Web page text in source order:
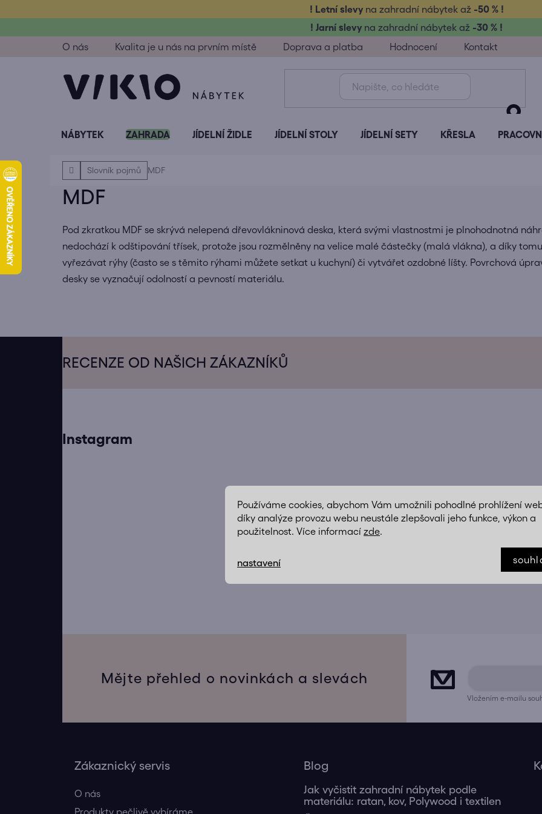
Používáme cookies, abychom Vám umožnili pohodlné prohlížení
díky analýze provozu webu neustále zlepšovali jeho funkce, výkon a
použitelnost. Více informací zde
nastavení
na
! Letní slevy na zahradní nábytek až-50 % !
! Jarní slevy na zahradní nábytek až -30 % !
O nás
Kvalita je u nás na prvním místě Doprava a platba Hodnocení Kontakt
NÁBYTEK ZAHRADA JÍDELNÍ ŽIDLE JÍDELNÍ STOLY JÍDELNÍ SETY KŘESLA
DomůSlovník pojmů MDF
MDF
Pod zkratkou MDF se skrývá nelepená dřevovlákninová deska, která svými vlastnostmi je plnohodnotná
nedochází k odštipování třísek, protože jsou rozmělněny na velice malé částečky (malá vlákna), a díky
vyřezávat rýhy (často se s těmito rýhami můžete setkat u kuchyní) či vytvářet ozdobné líšty. Povrchová
desky se vyznačují odolností a pevností materiálu.
RECENZE OD NAŠICH ZÁKAZNÍKŮ
Instagram
Mějte přehled o novinkách a slevách
Vložením e-mailu
Zákaznický servis
O nás
Produkty pečlivě vybíráme
Blog
Jak vyčistit zahradní nábytek podle
materiálu: ratan, kov, Polywood i textilen